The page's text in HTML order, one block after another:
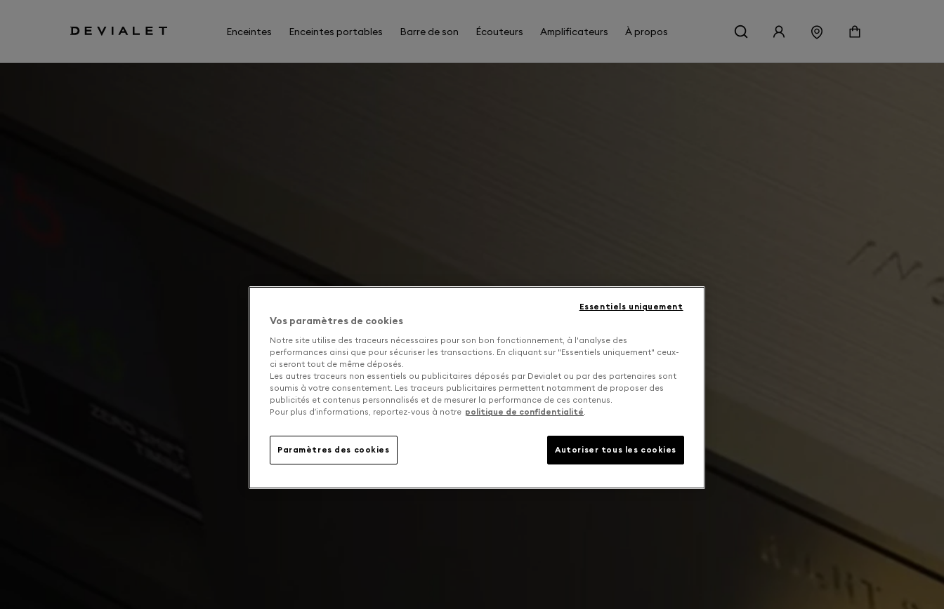
Enceintes Enceintes portables Barre de son Écouteurs Amplificateurs À propos
Vos paramètres de cookies
Notre site utilise des traceurs nécessaires pour son bon fonctionnement, à l'analyse des
performances ainsi que pour sécuriser les transactions. En cliquant sur "Essentiels uniquement" ceux-
ci seront tout de même déposés.
Les autres traceurs non essentiels ou publicitaires déposés par Devialet ou par des partenaires sont
soumis à votre consentement. Les traceurs publicitaires permettent notamment de proposer des
publicités et contenus personnalisés et de mesurer la performance de ces contenus.
Pour plus d’informations, reportez-vous à notre politique de confidentialité
Paramètres des cookies
Essentiels uniquement
Autoriser tous les cookies